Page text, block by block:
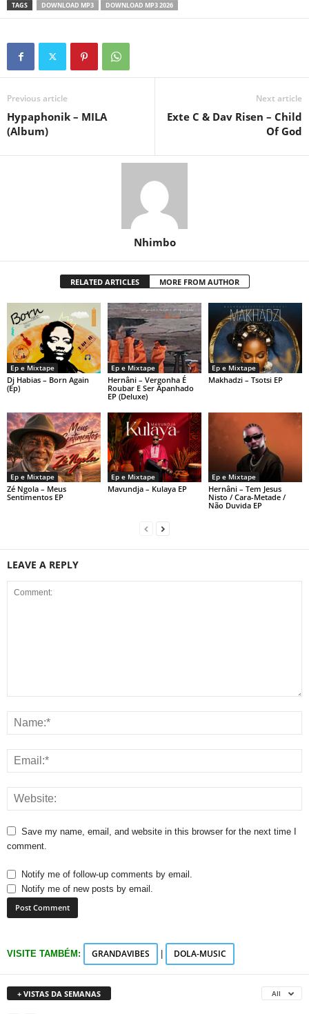
TAGS DOWNLOAD MP3 DOWNLOAD MP3 2026
Previous article
Hypaphonik – MILA
(Album)
Next article
Exte C & Dav Risen – Child
Of God
Nhimbo
RELATED ARTICLES MORE FROM AUTHOR
Ep e Mixtape
Dj Habias – Born Again
(Ep)
Ep e Mixtape
Hernâni – Vergonha É
Roubar E Ser Apanhado
EP (Deluxe)
Ep e Mixtape
Makhadzi – Tsotsi EP
Ep e Mixtape
Zé Ngola – Meus
Sentimentos EP
Ep e Mixtape
Mavundja – Kulaya EP
Ep e Mixtape
Hernâni – Tem Jesus
Nisto / Cara-Metade /
Não Duvida EP
LEAVE A REPLY
Save my name, email, and website in this browser for the next time I
comment.
Notify me of follow-up comments by email.
Notify me of new posts by email.
VISITE TAMBÉM: GRANDAVIBES DOLA-MUSIC
+ VISTAS DA SEMANAS All